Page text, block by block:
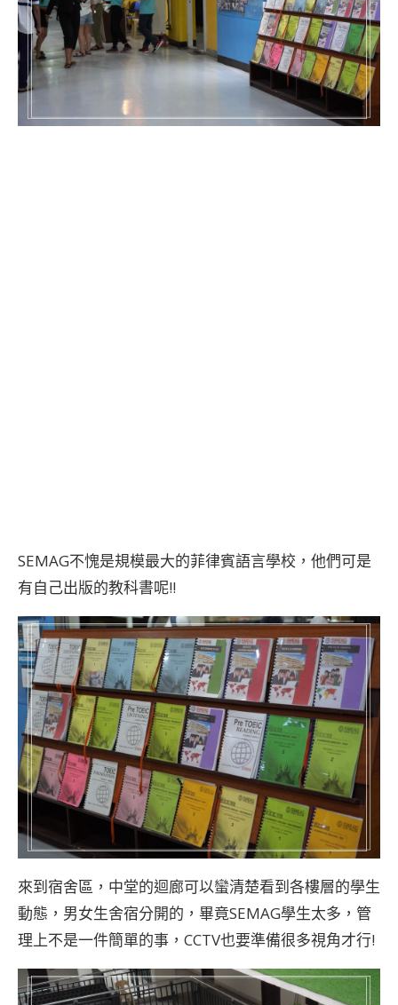
SEMAG不愧是規模最大的菲律賓語言學校，他們可是
有自己出版的教科書呢!!
來到宿舍區，中堂的迴廊可以蠻清楚看到各樓層的學生
動態，男女生舍宿分開的，畢竟SEMAG學生太多，管
理上不是一件簡單的事，CCTV也要準備很多視角才行!